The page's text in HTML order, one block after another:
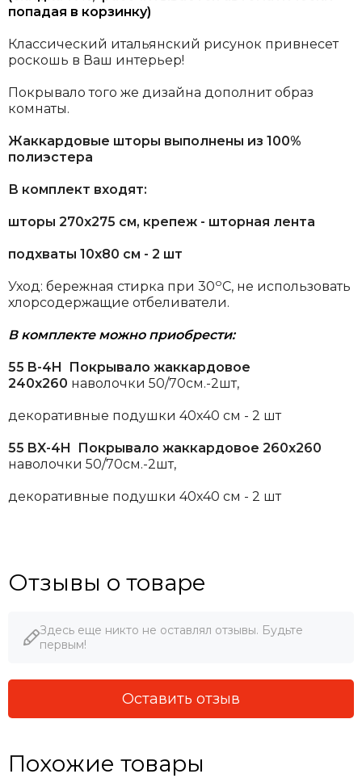
попадая в корзинку)
Классический итальянский рисунок привнесет
роскошь в Ваш интерьер!
Покрывало того же дизайна дополнит образ
комнаты.
Жаккардовые шторы выполнены из 100%
полиэстера
В комплект входят:
шторы 270х275 см, крепеж - шторная лента
подхваты 10х80 см - 2 шт
Уход: бережная стирка при 30оС, не использовать
хлорсодержащие отбеливатели.
В комплекте можно приобрести:
55 B-4H Покрывало жаккардовое
240х260 наволочки 50/70см.-2шт,
декоративные подушки 40х40 см - 2 шт
55 BX-4H Покрывало жаккардовое 260х260
наволочки 50/70см.-2шт,
декоративные подушки 40х40 см - 2 шт
Отзывы о товаре
Здесь еще никто не оставлял отзывы. Будьте
первым!
Оставить отзыв
Похожие товары